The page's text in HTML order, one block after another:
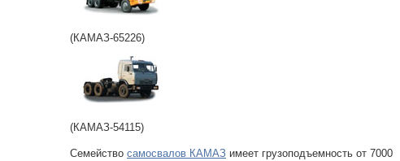
(КАМАЗ-65226)
(КАМАЗ-54115)
Семейство самосвалов КАМАЗ имеет грузоподъемность от 7000